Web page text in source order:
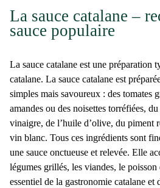
La sauce catalane –
sauce populaire
La sauce catalane est une préparation
catalane. La sauce catalane est
simples mais savoureux : des tomates
amandes ou des noisettes torréfiées,
vinaigre, de l’huile d’olive, du piment
vin blanc. Tous ces ingrédients sont
une sauce onctueuse et relevée. Elle
légumes grillés, les viandes, le
essentiel de la gastronomie catalane et